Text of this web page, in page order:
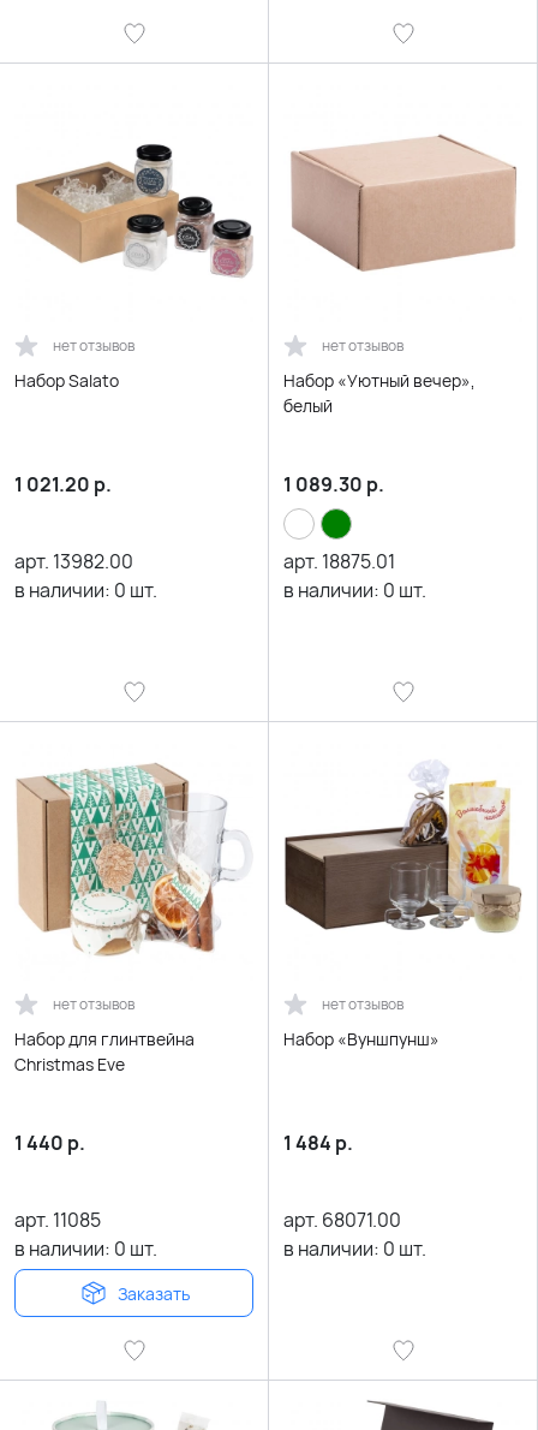
нет отзывов
Набор Salato
1 021.20 р.
арт. 13982.00
в наличии: 0 шт.
нет отзывов
Набор «Уютный вечер»,
белый
1 089.30 р.
арт. 18875.01
в наличии: 0 шт.
нет отзывов
Набор для глинтвейна
Christmas Eve
1 440 р.
арт. 11085
в наличии: 0 шт.
Заказать
нет отзывов
Набор «Вуншпунш»
1 484 р.
арт. 68071.00
в наличии: 0 шт.